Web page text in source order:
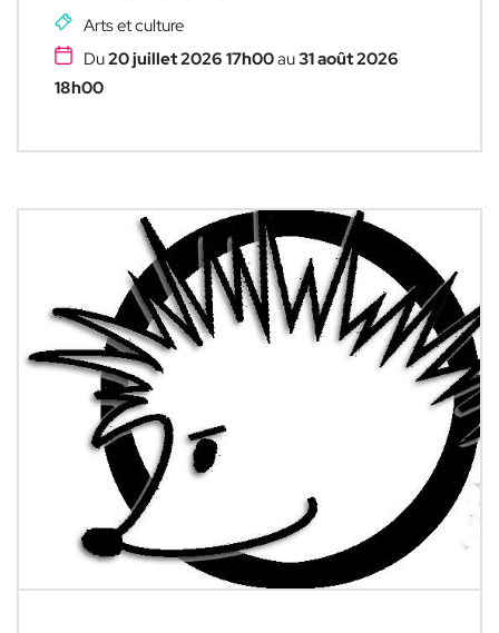
Arts et culture
Du20 juillet 2026 17h00au31 août 2026
18h00